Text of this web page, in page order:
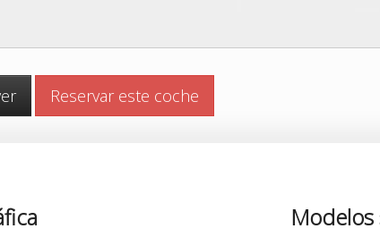
Reservar este coche
Modelos